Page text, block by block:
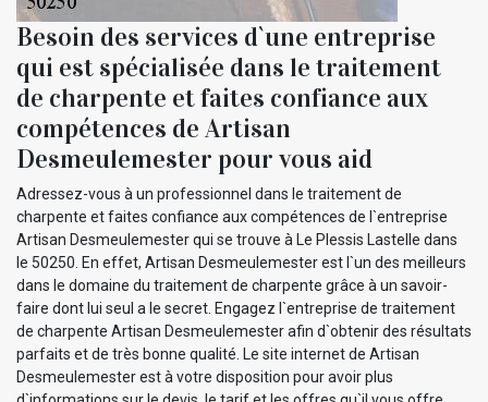
Besoin des services d`une entreprise
qui est spécialisée dans le traitement
de charpente et faites confiance aux
compétences de Artisan
Desmeulemester pour vous aid
Adressez-vous à un professionnel dans le traitement de
charpente et faites confiance aux compétences de l`entreprise
Artisan Desmeulemester qui se trouve à Le Plessis Lastelle dans
le 50250. En effet, Artisan Desmeulemester est l`un des meilleurs
dans le domaine du traitement de charpente grâce à un savoir-
faire dont lui seul a le secret. Engagez l`entreprise de traitement
de charpente Artisan Desmeulemester afin d`obtenir des résultats
parfaits et de très bonne qualité. Le site internet de Artisan
Desmeulemester est à votre disposition pour avoir plus